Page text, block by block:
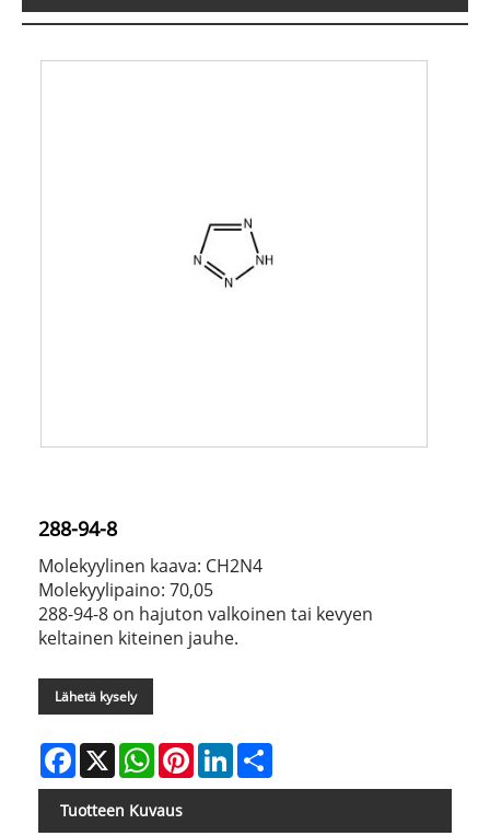
288-94-8
Molekyylinen kaava: CH2N4
Molekyylipaino: 70,05
288-94-8 on hajuton valkoinen tai kevyen
keltainen kiteinen jauhe.
Lähetä kysely
Facebook
X WhatsAppPinterestLinkedIn
Tuotteen Kuvaus